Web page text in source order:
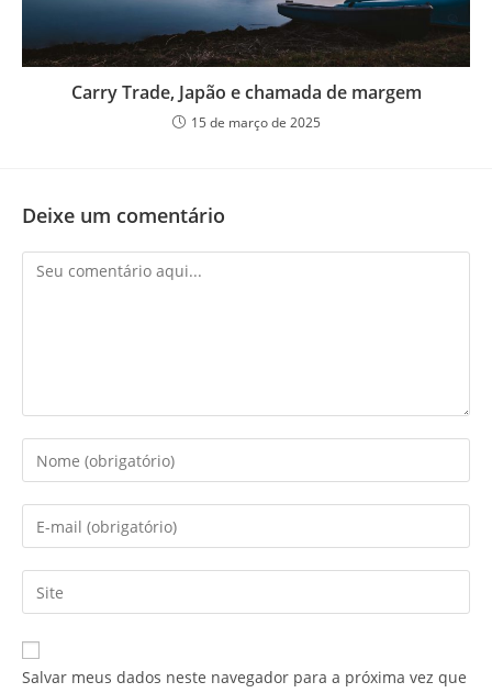
Carry Trade, Japão e chamada de margem
15 de março de 2025
Deixe um comentário
Salvar meus dados neste navegador para a próxima vez que